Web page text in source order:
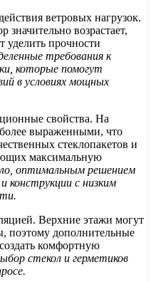
ветровых нагрузок.
возрастает,
уделить прочности
требования к
которые помогут
в условиях мощных
свойства. На
выраженными, что
стеклопакетов и
максимальную
оптимальным решением
конструкции с низким
Верхние этажи могут
поэтому дополнительные
комфортную
стекол и герметиков